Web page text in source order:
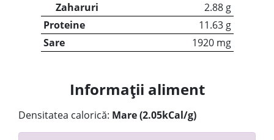
Zaharuri
2.88 g
Proteine
11.63 g
Sare
1920 mg
Informații aliment
Densitatea calorică: Mare (2.05kCal/g)